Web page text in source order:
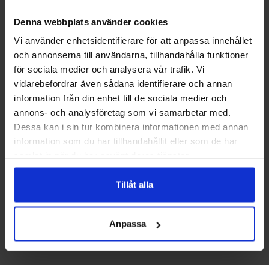
Denna webbplats använder cookies
Vi använder enhetsidentifierare för att anpassa innehållet
och annonserna till användarna, tillhandahålla funktioner
för sociala medier och analysera vår trafik. Vi
vidarebefordrar även sådana identifierare och annan
information från din enhet till de sociala medier och
annons- och analysföretag som vi samarbetar med.
Dessa kan i sin tur kombinera informationen med annan
information som du har tillhandahållit eller som de har
Tillåt alla
Anpassa